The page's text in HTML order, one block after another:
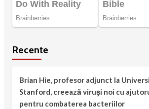
Recente
Brian Hie, profesor adjunct la
Stanford, creează viruși noi cu
pentru combaterea bacteriilor